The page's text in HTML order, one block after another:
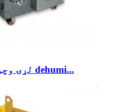
د ZCM لړۍ وچونکی dehumi...